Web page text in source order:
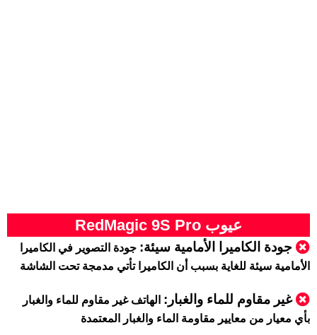
عيوب RedMagic 9S Pro
جودة الكاميرا الأمامية سيئة: جودة التصوير في الكاميرا
الأمامية سيئة للغاية بسبب أن الكاميرا تأتي مدمجة تحت الشاشة
غير مقاوم للماء والغبار: الهاتف غير مقاوم للماء والغبار
بأي معيار من معايير مقاومة الماء والغبار المعتمدة